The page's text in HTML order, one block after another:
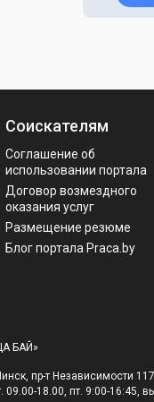
Соискателям
Соглашение об
использовании портала
Договор возмездного
оказания услуг
Размещение резюме
Блог портала Praca.by
БАЙ»
пр-т Независимости
09.00-18.00, пт. 9:00-16:45,